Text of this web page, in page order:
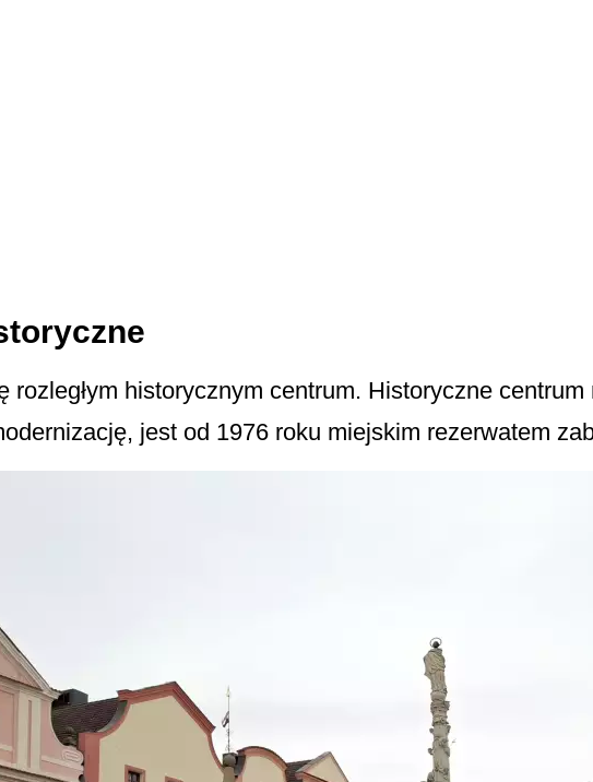
rozległym historycznym centrum. Historyczne
jest od 1976 roku miejskim rezerwatem